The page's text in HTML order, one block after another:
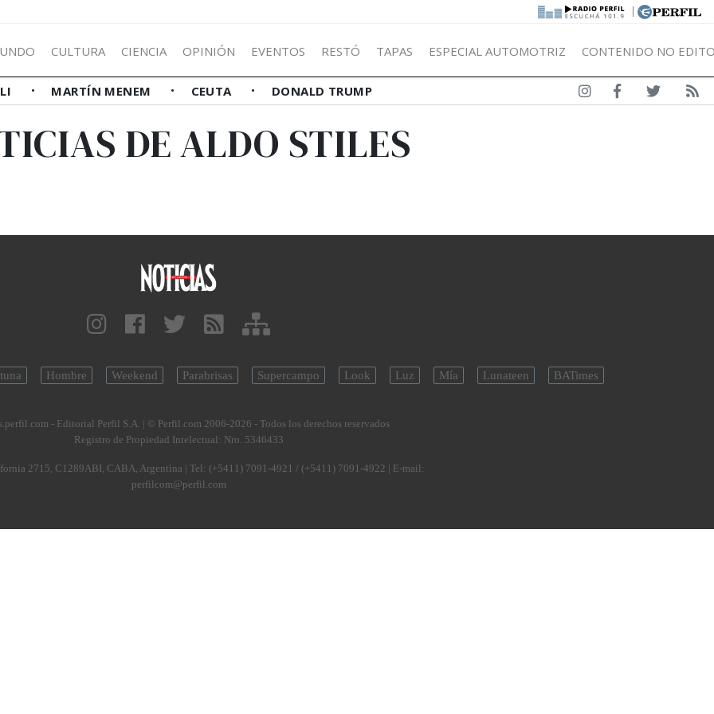
|
CULTURA CIENCIA OPINIÓN EVENTOS RESTÓ TAPAS ESPECIAL AUTOMOTRIZ CONTENIDO NO
MARTÍN MENEM CEUTA DONALD TRUMP
DE ALDO STILES
Hombre Weekend Parabrisas Supercampo Look Luz Mía Lunateen BATimes
- Editorial Perfil S.A. | © Perfil.com 2006-2026 - Todos los derechos reservados
Registro de Propiedad Intelectual: Nro. 5346433
2715, C1289ABI, CABA, Argentina | Tel: (+5411) 7091-4921 / (+5411) 7091-4922 | E-mail:
perfilcom@perfil.com